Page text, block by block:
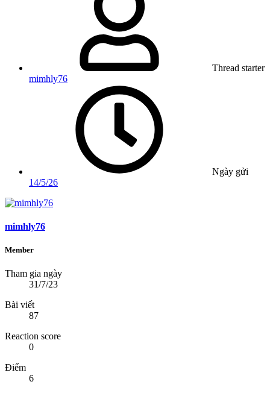
Thread starter
mimhly76
Ngày gửi
14/5/26
mimhly76
Member
Tham gia ngày
31/7/23
Bài viết
87
Reaction score
0
Điểm
6